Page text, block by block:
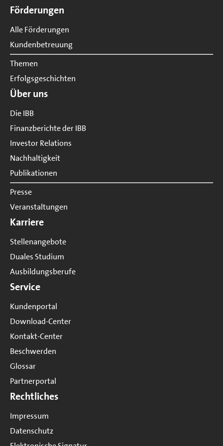
Förderungen
Alle Förderungen
Kundenbetreuung
Themen
Erfolgsgeschichten
Über uns
Die IBB
Finanzberichte der IBB
Investor Relations
Nachhaltigkeit
Publikationen
Presse
Veranstaltungen
Karriere
Stellenangebote
Duales Studium
Ausbildungsberufe
Service
Kundenportal
Download-Center
Kontakt-Center
Beschwerden
Glossar
Partnerportal
Rechtliches
Impressum
Datenschutz